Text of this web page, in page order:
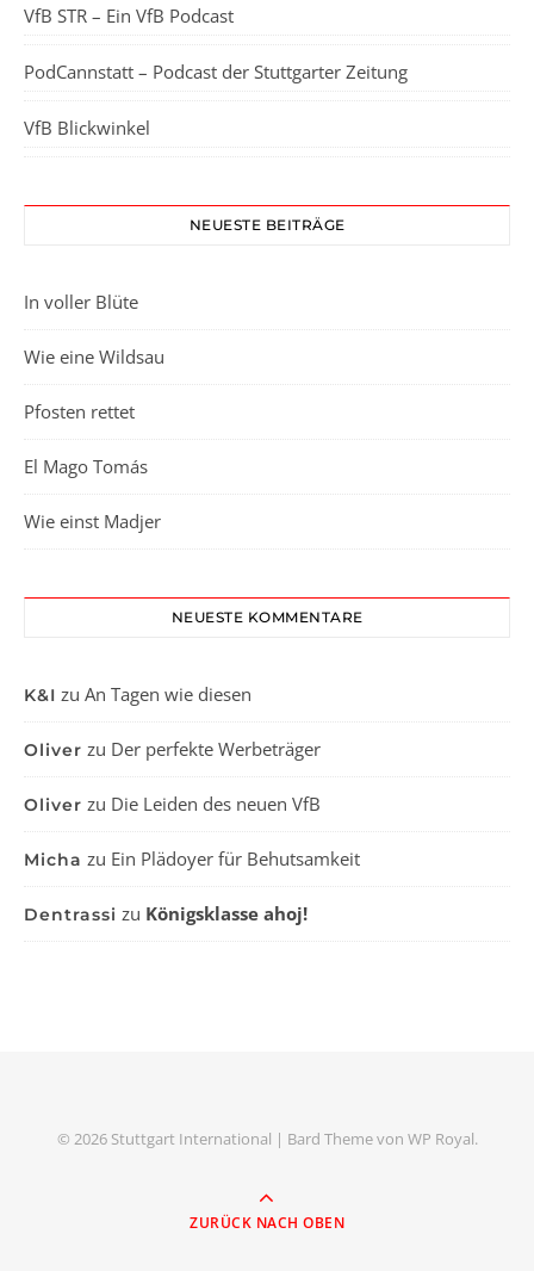
VfB STR – Ein VfB Podcast
PodCannstatt – Podcast der Stuttgarter Zeitung
VfB Blickwinkel
NEUESTE BEITRÄGE
In voller Blüte
Wie eine Wildsau
Pfosten rettet
El Mago Tomás
Wie einst Madjer
NEUESTE KOMMENTARE
K&I zu An Tagen wie diesen
Oliver zu Der perfekte Werbeträger
Oliver zu Die Leiden des neuen VfB
Micha zu Ein Plädoyer für Behutsamkeit
Dentrassi zu Königsklasse ahoj!
© 2026 Stuttgart International | Bard Theme von WP Royal.
ZURÜCK NACH OBEN